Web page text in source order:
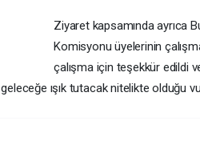
Ziyaret kapsamında ayrıca
Komisyonu üyelerinin
çalışma için teşekkür edildi
ışık tutacak nitelikte olduğu